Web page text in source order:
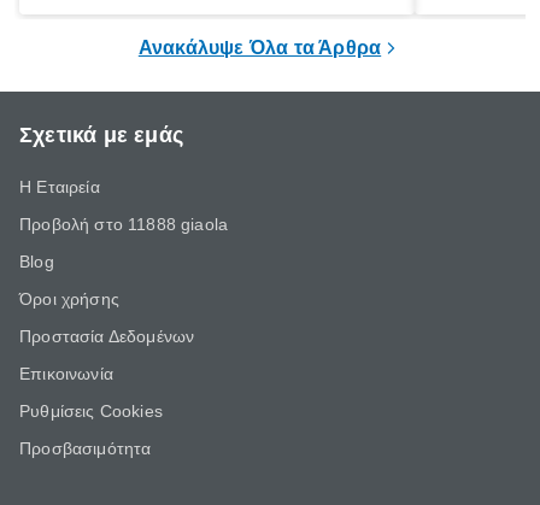
Ανακάλυψε Όλα τα Άρθρα
Σχετικά με εμάς
Η Εταιρεία
Προβολή στο 11888 giaola
Blog
Όροι χρήσης
Προστασία Δεδομένων
Επικοινωνία
Ρυθμίσεις Cookies
Προσβασιμότητα